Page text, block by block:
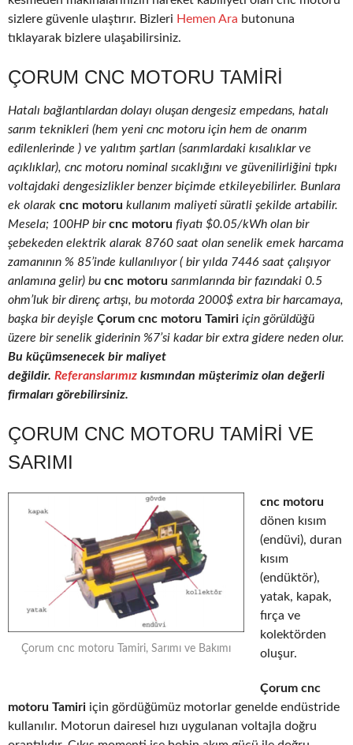
sizlere güvenle ulaştırır. Bizleri Hemen Ara butonuna
tıklayarak bizlere ulaşabilirsiniz.
ÇORUM CNC MOTORU TAMIRI
Hatalı bağlantılardan dolayı oluşan dengesiz empedans, hatalı
sarım teknikleri (hem yeni cnc motoru için hem de onarım
edilenlerinde ) ve yalıtım şartları (sarımlardaki kısalıklar ve
açıklıklar), cnc motoru nominal sıcaklığını ve güvenilirliğini tıpkı
voltajdaki dengesizlikler benzer biçimde etkileyebilirler. Bunlara
ek olarak cnc motoru kullanım maliyeti süratli şekilde artabilir.
Mesela; 100HP bircnc motoru fiyatı $0.05/kWh olan bir
şebekeden elektrik alarak 8760 saat olan senelik emek harcama
zamanının % 85’inde kullanılıyor ( bir yılda 7446 saat çalışıyor
anlamına gelir) bu cnc motoru sarımlarında bir fazındaki 0.5
ohm’luk bir direnç artışı, bu motorda 2000$ extra bir harcamaya,
başka bir deyişle Çorum cnc motoru Tamiri için görüldüğü
üzere bir senelik giderinin %7’si kadar bir extra gidere neden olur.
Bu küçümsenecek bir maliyet
değildir. Referanslarımız kısmından müşterimiz olan değerli
firmaları görebilirsiniz.
ÇORUM CNC MOTORU TAMIRI VE
SARIMI
Çorum cnc motoru Tamiri, Sarımı ve Bakımı
cnc motoru
dönen kısım
(endüvi), duran
kısım
(endüktör),
yatak, kapak,
fırça ve
kolektörden
oluşur.
Çorum cnc
motoru Tamiri için gördüğümüz motorlar genelde endüstride
kullanılır. Motorun dairesel hızı uygulanan voltajla doğru